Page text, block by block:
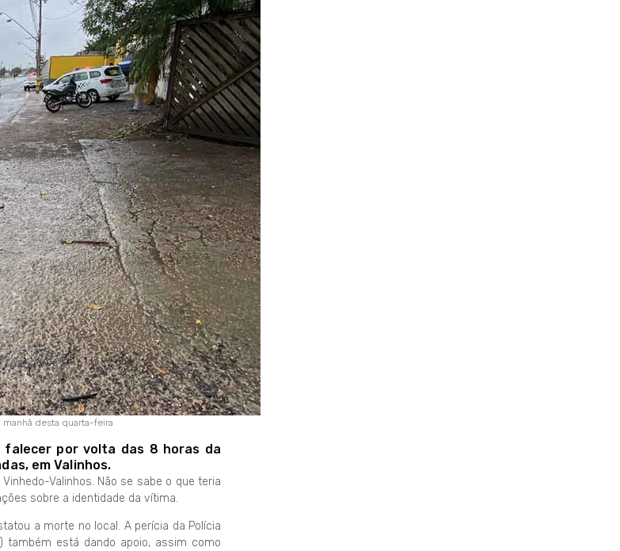
desta quarta-feira
por volta das 8 horas da
em Valinhos.
Valinhos. Não se sabe o que teria
sobre a identidade da vítima.
a morte no local. A perícia da Polícia
também está dando apoio, assim como